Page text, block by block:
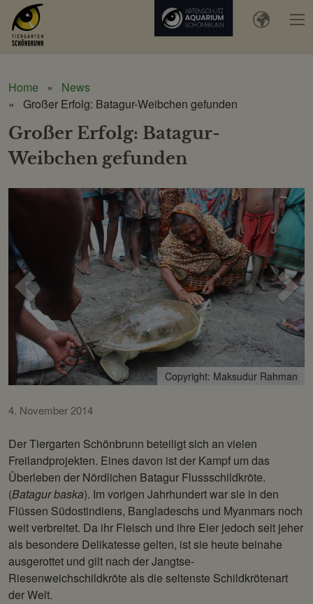
Home
News
Großer Erfolg: Batagur-Weibchen gefunden
Großer Erfolg: Batagur-
Weibchen gefunden
Voriges
Bild Bild
Copyright: Maksudur Rahman
4. November 2014
Der Tiergarten Schönbrunn beteiligt sich an vielen
Freilandprojekten. Eines davon ist der Kampf um das
Überleben der Nördlichen Batagur Flussschildkröte.
(Batagur baska). Im vorigen Jahrhundert war sie in den
Flüssen Südostindiens, Bangladeschs und Myanmars noch
weit verbreitet. Da ihr Fleisch und ihre Eier jedoch seit jeher
als besondere Delikatesse gelten, ist sie heute beinahe
ausgerottet und gilt nach der Jangtse-
Riesenweichschildkröte als die seltenste Schildkrötenart
der Welt.